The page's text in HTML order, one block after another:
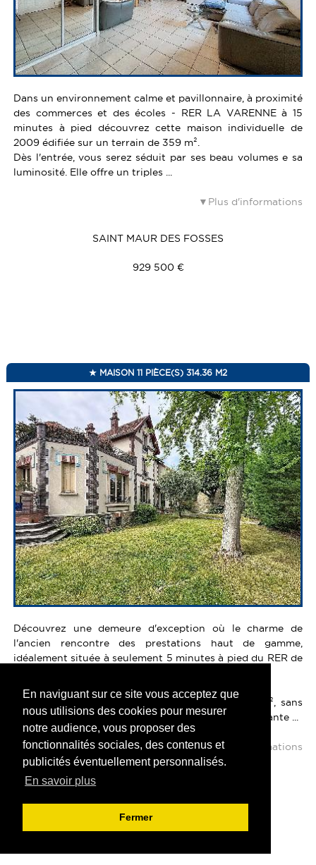
En naviguant sur ce site vous acceptez que
nous utilisions des cookies pour mesurer
notre audience, vous proposer des
fonctionnalités sociales, des contenus et
publicités éventuellement personnalisés.
En savoir plus
Fermer
Dans un environnement calme et pavillonnaire, à proximité
des commerces et des écoles - RER LA VARENNE à 15
minutes à pied découvrez cette maison individuelle de
2009 édifiée sur un terrain de 359 m².
Dès l'entrée, vous serez séduit par ses beau volumes e sa
luminosité. Elle offre un triples ...
Plus d'informations
SAINT MAUR DES FOSSES
929 500 €
MAISON 11 PIÈCE(S) 314.36 M2
Découvrez une demeure d'exception où le charme de
l'ancien rencontre des prestations haut de gamme,
idéalement située à seulement 5 minutes à pied du RER de
Nichée au coeur d'une parcelle arborée de 805 m², sans
aucun vis-à-vis, cette maison entièrement indépendante ...
Plus d'informations
SAINT MAUR DES FOSSES